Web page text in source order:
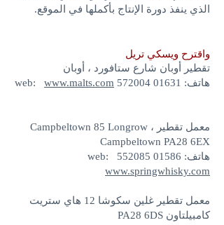
الذي ينفذ دورة الإنتاج بأكملها في الموقع.
واقترح ويسكي تريل
تقطير أوبان شارع ستافورد ، أوبان
هاتف: 01631 572004
www.malts.com
معمل تقطير Campbeltown 85 Longrow ،
Campbeltown PA28 6EX
هاتف: 01586 552085 web:
www.springwhisky.com
معمل تقطير غلين سكوشا 12 هاي ستريت
كامبيلتاون PA28 6DS